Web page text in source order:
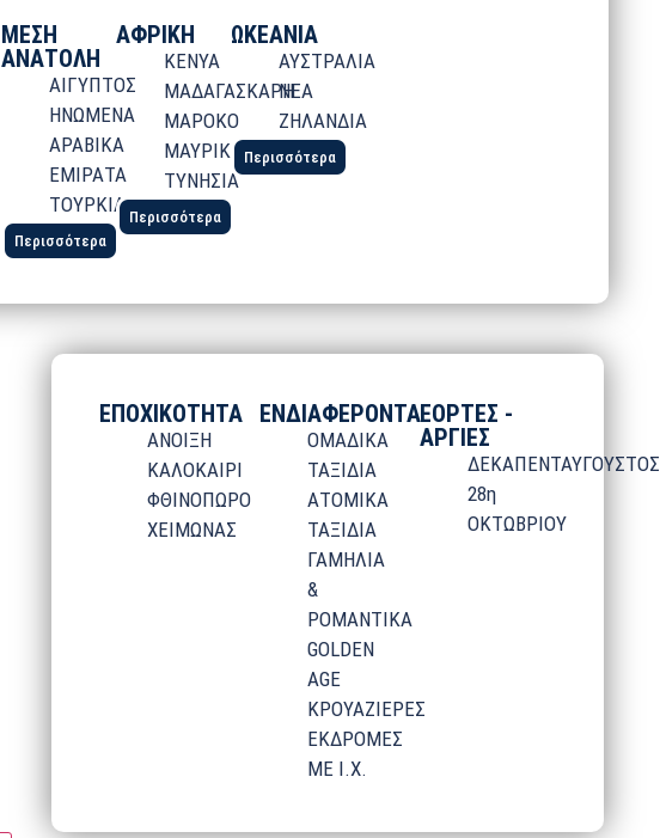
ΜΕΣΗ
ΑΝΑΤΟΛΗ
ΑΙΓΥΠΤΟΣ
ΗΝΩΜΕΝΑ
ΑΡΑΒΙΚΑ
ΕΜΙΡΑΤΑ
ΤΟΥΡΚΙΑ
Περισσότερα
ΑΦΡΙΚΗ
ΚΕΝΥΑ
ΜΑΔΑΓΑΣΚΑΡΗ
ΜΑΡΟΚΟ
ΜΑΥΡΙΚΙΟΣ
ΤΥΝΗΣΙΑ
Περισσότερα
ΩΚΕΑΝΙΑ
ΑΥΣΤΡΑΛΙΑ
ΝΕΑ
ΖΗΛΑΝΔΙΑ
Περισσότερα
ΕΠΟΧΙΚΟΤΗΤΑ
ΑΝΟΙΞΗ
ΚΑΛΟΚΑΙΡΙ
ΦΘΙΝΟΠΩΡΟ
ΧΕΙΜΩΝΑΣ
ΕΝΔΙΑΦΕΡΟΝΤΑ
ΟΜΑΔΙΚΑ
ΤΑΞΙΔΙΑ
ΑΤΟΜΙΚΑ
ΤΑΞΙΔΙΑ
ΓΑΜΗΛΙΑ
&
ΡΟΜΑΝΤΙΚΑ
GOLDEN
AGE
ΚΡΟΥΑΖΙΕΡΕΣ
ΕΚΔΡΟΜΕΣ
ΜΕ Ι.Χ.
ΕΟΡΤΕΣ -
ΑΡΓΙΕΣ
ΔΕΚΑΠΕΝΤΑΥΓΟΥΣΤΟΣ
28η
ΟΚΤΩΒΡΙΟΥ